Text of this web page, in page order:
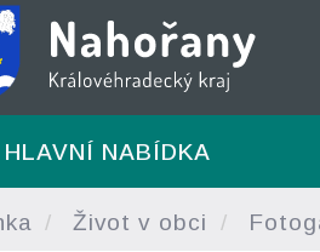
HLAVNÍ NABÍDKA
Život v obci